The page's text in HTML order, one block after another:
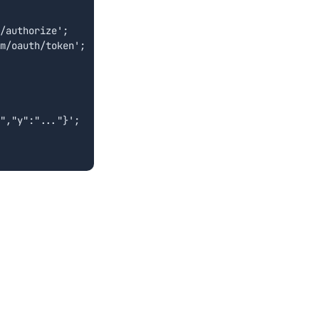
authorize';
oauth/token';